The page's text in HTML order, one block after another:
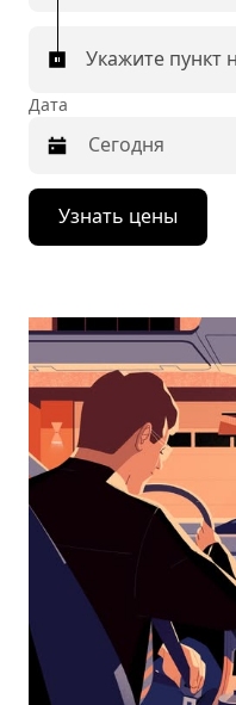
Укажите пункт
Дата
Нажмите
стрелку
вниз,
календарю
выбрать
дату.
Чтобы
закрыть
календарь,
нажмите
Esc.
Узнать цены